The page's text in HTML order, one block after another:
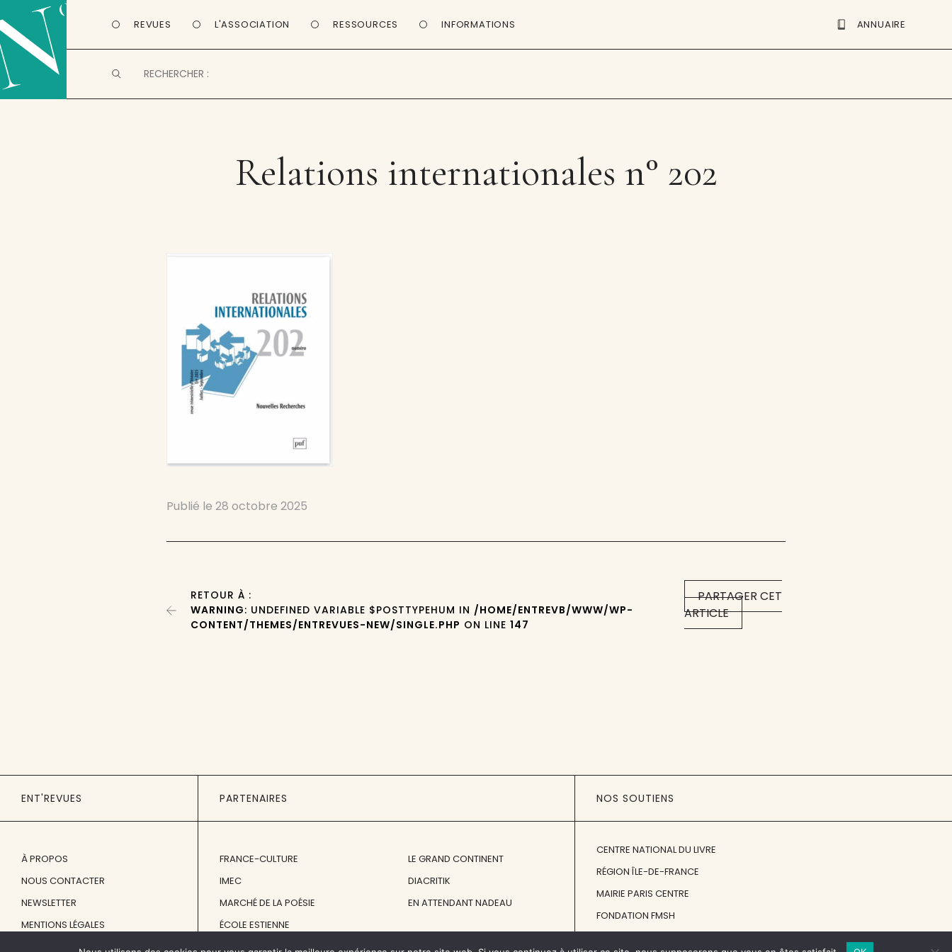
REVUES L'ASSOCIATION RESSOURCES INFORMATIONS ANNUAIRE
Relations internationales n° 202
Publié le28 octobre 2025
PARTAGER CET
ARTICLE
RETOUR À :
WARNING: UNDEFINED VARIABLE $POSTTYPEHUM IN /HOME/ENTREVB/WWW/WP-
CONTENT/THEMES/ENTREVUES-NEW/SINGLE.PHP ON LINE147
ENT'REVUES
À PROPOS
NOUS CONTACTER
NEWSLETTER
MENTIONS LÉGALES
PARTENAIRES
FRANCE-CULTURE
IMEC
MARCHÉ DE LA POÉSIE
ÉCOLE ESTIENNE
LE GRAND CONTINENT
DIACRITIK
EN ATTENDANT NADEAU
NOS SOUTIENS
CENTRE NATIONAL DU LIVRE
RÉGION ÎLE-DE-FRANCE
MAIRIE PARIS CENTRE
FONDATION FMSH